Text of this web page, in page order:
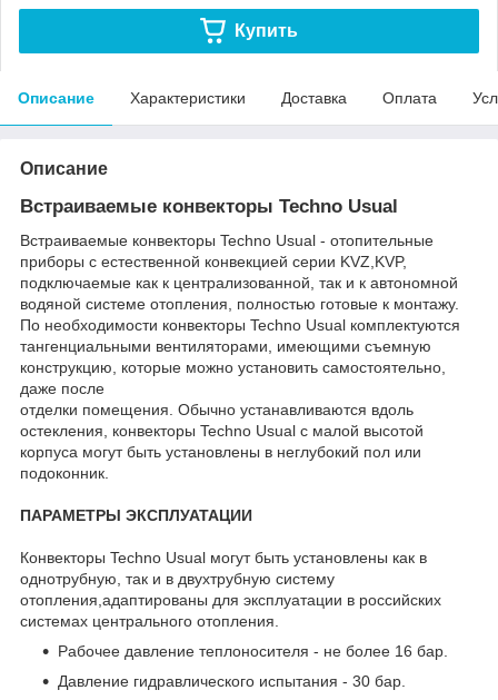
Купить
Описание Характеристики Доставка Оплата
Описание
Встраиваемые конвекторы Techno Usual
Встраиваемые конвекторы Techno Usual - отопительные
приборы с естественной конвекцией серии KVZ,KVP,
подключаемые как к централизованной, так и к автономной
водяной системе отопления, полностью готовые к монтажу.
По необходимости конвекторы Techno Usual комплектуются
тангенциальными вентиляторами, имеющими съемную
конструкцию, которые можно установить самостоятельно,
даже после
отделки помещения. Обычно устанавливаются вдоль
остекления, конвекторы Techno Usual с малой высотой
корпуса могут быть установлены в неглубокий пол или
подоконник.
ПАРАМЕТРЫ ЭКСПЛУАТАЦИИ
Конвекторы Techno Usual могут быть установлены как в
однотрубную, так и в двухтрубную систему
отопления,адаптированы для эксплуатации в российских
системах центрального отопления.
Рабочее давление теплоносителя - не более 16 бар.
Давление гидравлического испытания - 30 бар.